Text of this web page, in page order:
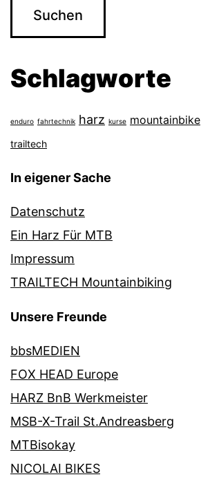
Schlagworte
enduro fahrtechnik harz kurse mountainbike
trailtech
In eigener Sache
Datenschutz
Ein Harz Für MTB
Impressum
TRAILTECH Mountainbiking
Unsere Freunde
bbsMEDIEN
FOX HEAD Europe
HARZ BnB Werkmeister
MSB-X-Trail St.Andreasberg
MTBisokay
NICOLAI BIKES